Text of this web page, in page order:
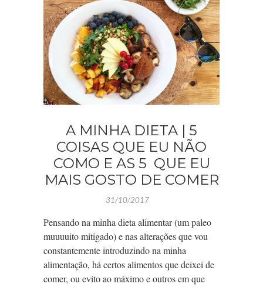
A MINHA DIETA | 5
COISAS QUE EU NÃO
COMO E AS 5 QUE EU
MAIS GOSTO DE COMER
31/10/2017
Pensando na minha dieta alimentar (um paleo
muuuuito mitigado) e nas alterações que vou
constantemente introduzindo na minha
alimentação, há certos alimentos que deixei de
comer, ou evito ao máximo e outros em que